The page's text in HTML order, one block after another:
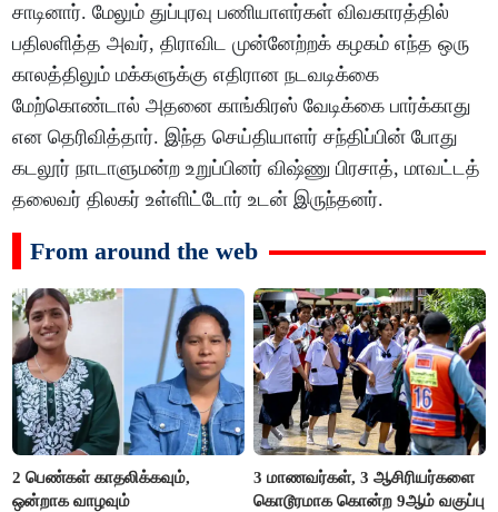
சாடினார். மேலும் துப்புரவு பணியாளர்கள் விவகாரத்தில்
பதிலளித்த அவர், திராவிட முன்னேற்றக் கழகம் எந்த ஒரு
காலத்திலும் மக்களுக்கு எதிரான நடவடிக்கை
மேற்கொண்டால் அதனை காங்கிரஸ் வேடிக்கை பார்க்காது
என தெரிவித்தார். இந்த செய்தியாளர் சந்திப்பின் போது
கடலூர் நாடாளுமன்ற உறுப்பினர் விஷ்ணு பிரசாத், மாவட்டத்
தலைவர் திலகர் உள்ளிட்டோர் உடன் இருந்தனர்.
From around the web
2 பெண்கள் காதலிக்கவும்,
ஒன்றாக வாழவும்
3 மாணவர்கள், 3 ஆசிரியர்களை
கொடூரமாக கொன்ற 9ஆம் வகுப்பு